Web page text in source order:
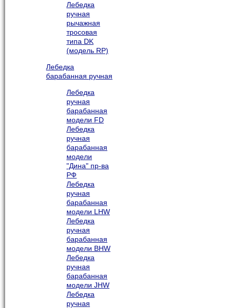
Лебедка
ручная
рычажная
тросовая
типа DK
(модель RP)
Лебедка
барабанная ручная
Лебедка
ручная
барабанная
модели FD
Лебедка
ручная
барабанная
модели
"Дина" пр-ва
РФ
Лебедка
ручная
барабанная
модели LHW
Лебедка
ручная
барабанная
модели BHW
Лебедка
ручная
барабанная
модели JHW
Лебедка
ручная